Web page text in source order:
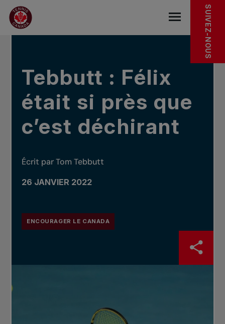
Sauter au menu principal
Sauter au contenu principal
Sauter au pied de page
DANS LES NOUVELLES SUIVEZ-NOUS
Tebbutt : Félix
était si près que
c’est déchirant
Écrit par Tom Tebbutt
26 JANVIER 2022
ENCOURAGER LE CANADA